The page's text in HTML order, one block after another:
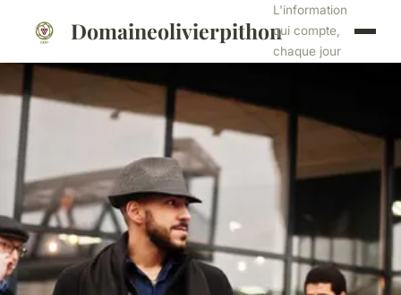
Domaineolivierpithon
L'information
qui compte,
chaque jour